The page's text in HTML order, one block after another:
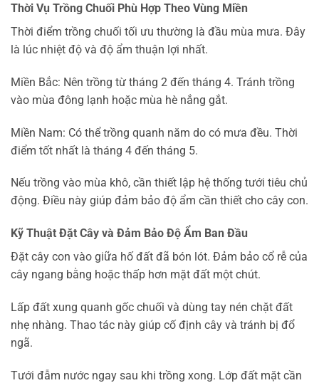
Thời Vụ Trồng Chuối Phù Hợp Theo Vùng Miền
Thời điểm trồng chuối tối ưu thường là đầu mùa mưa. Đây
là lúc nhiệt độ và độ ẩm thuận lợi nhất.
Miền Bắc: Nên trồng từ tháng 2 đến tháng 4. Tránh trồng
vào mùa đông lạnh hoặc mùa hè nắng gắt.
Miền Nam: Có thể trồng quanh năm do có mưa đều. Thời
điểm tốt nhất là tháng 4 đến tháng 5.
Nếu trồng vào mùa khô, cần thiết lập hệ thống tưới tiêu chủ
động. Điều này giúp đảm bảo độ ẩm cần thiết cho cây con.
Kỹ Thuật Đặt Cây và Đảm Bảo Độ Ẩm Ban Đầu
Đặt cây con vào giữa hố đất đã bón lót. Đảm bảo cổ rễ của
cây ngang bằng hoặc thấp hơn mặt đất một chút.
Lấp đất xung quanh gốc chuối và dùng tay nén chặt đất
nhẹ nhàng. Thao tác này giúp cố định cây và tránh bị đổ
ngã.
Tưới đẫm nước ngay sau khi trồng xong. Lớp đất mặt cần